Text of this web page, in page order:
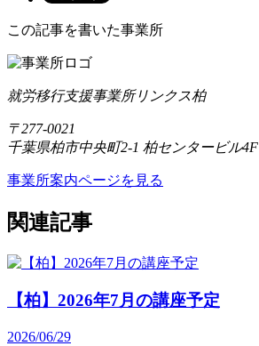
この記事を書いた事業所
就労移行支援事業所リンクス柏
〒277-0021
千葉県柏市中央町2-1 柏センタービル4F
事業所案内ページを見る
関連記事
【柏】2026年7月の講座予定
2026/06/29